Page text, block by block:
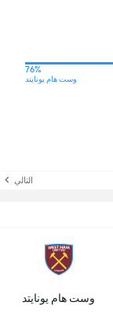
76%
وست هام يونايتد
التالي
وست هام يونايتد